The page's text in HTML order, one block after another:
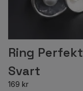
Ring Perfekt
Svart
169 kr